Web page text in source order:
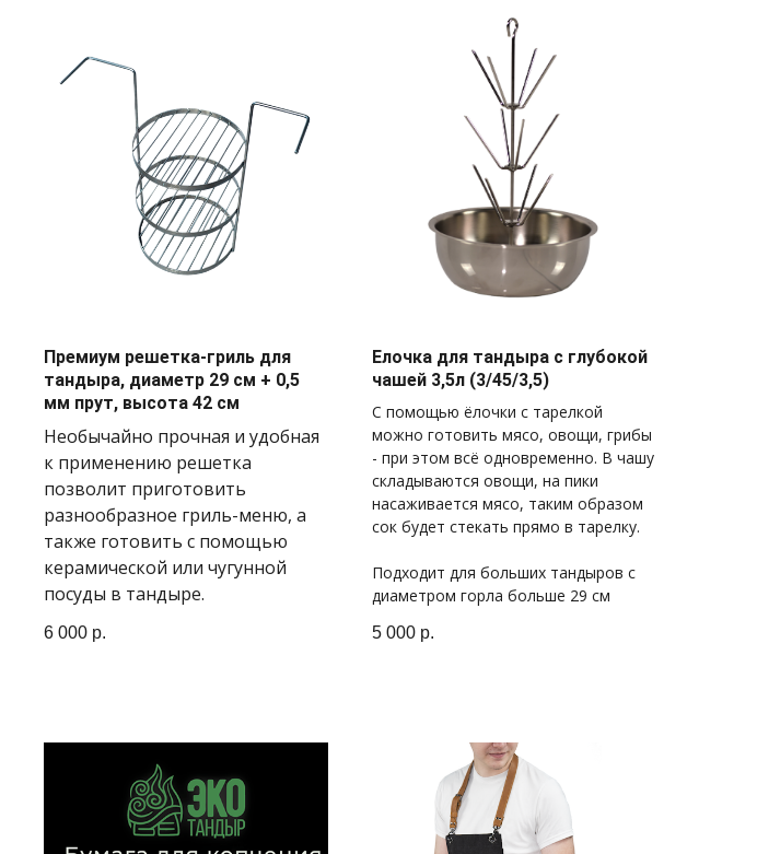
Премиум решетка-гриль для
тандыра, диаметр 29 см + 0,5
мм прут, высота 42 см
Необычайно прочная и удобная
к применению решетка
позволит приготовить
разнообразное гриль-меню, а
также готовить с помощью
керамической или чугунной
посуды в тандыре.
6 000 р.
Елочка для тандыра с глубокой
чашей 3,5л (3/45/3,5)
С помощью ёлочки с тарелкой
можно готовить мясо, овощи, грибы
- при этом всё одновременно. В чашу
складываются овощи, на пики
насаживается мясо, таким образом
сок будет стекать прямо в тарелку.
Подходит для больших тандыров с
диаметром горла больше 29 см
5 000 р.